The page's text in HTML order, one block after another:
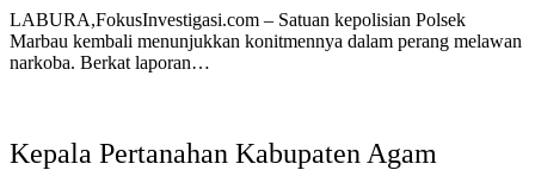
LABURA,FokusInvestigasi.com – Satuan kepolisian Polsek
Marbau kembali menunjukkan konitmennya dalam perang melawan
narkoba. Berkat laporan…
Kepala Pertanahan Kabupaten Agam